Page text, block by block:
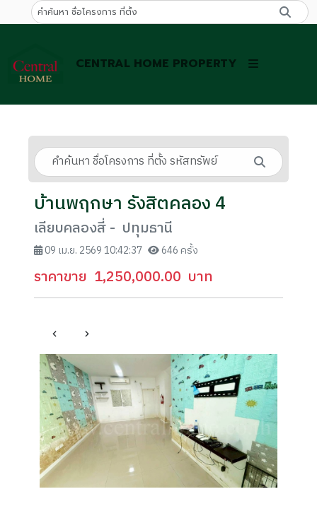
CENTRAL HOME PROPERTY
บ้านพฤกษา รังสิตคลอง 4
เลียบคลองสี่ - ปทุมธานี
09 เม.ย. 2569 10:42:37 646 ครั้ง
ราคาขาย 1,250,000.00 บาท